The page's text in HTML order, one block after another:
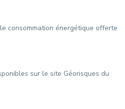
consommation énergétique offerte
sur le site Géorisques du